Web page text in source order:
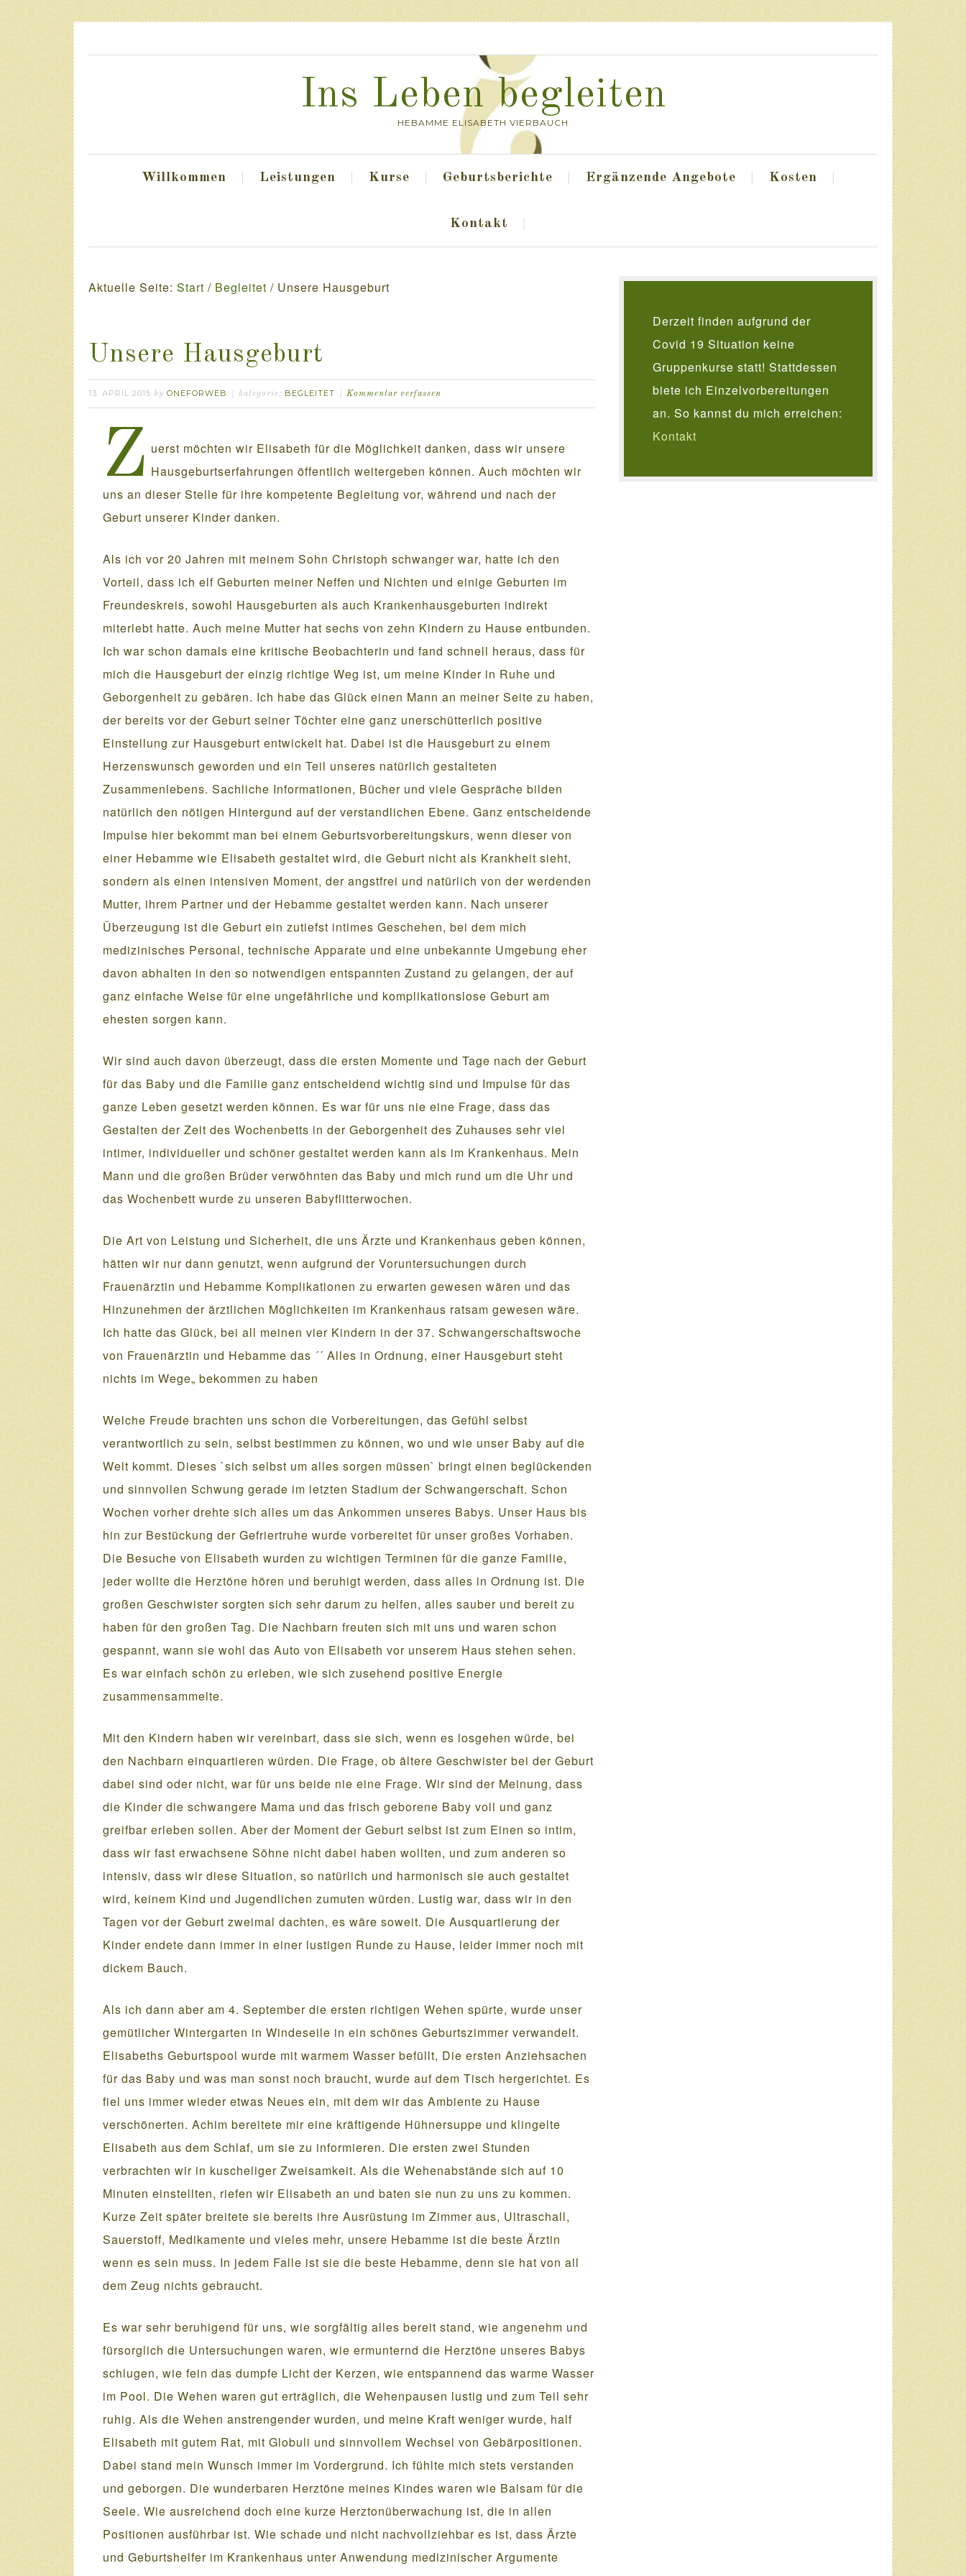
Ins Leben begleiten
HEBAMME ELISABETH VIERBAUCH
Willkommen Leistungen Kurse Geburtsberichte Ergänzende Angebote Kosten
Kontakt
Aktuelle Seite: Start / Begleitet / Unsere Hausgeburt
Unsere Hausgeburt
13. APRIL 2015 by ONEFORWEB kategorie: BEGLEITET Kommentar verfassen
Z uerst möchten wir Elisabeth für die Möglichkeit danken, dass wir unsere
Hausgeburtserfahrungen öffentlich weitergeben können. Auch möchten wir
uns an dieser Stelle für ihre kompetente Begleitung vor, während und nach der
Geburt unserer Kinder danken.
Als ich vor 20 Jahren mit meinem Sohn Christoph schwanger war, hatte ich den
Vorteil, dass ich elf Geburten meiner Neffen und Nichten und einige Geburten im
Freundeskreis, sowohl Hausgeburten als auch Krankenhausgeburten indirekt
miterlebt hatte. Auch meine Mutter hat sechs von zehn Kindern zu Hause entbunden.
Ich war schon damals eine kritische Beobachterin und fand schnell heraus, dass für
mich die Hausgeburt der einzig richtige Weg ist, um meine Kinder in Ruhe und
Geborgenheit zu gebären. Ich habe das Glück einen Mann an meiner Seite zu haben,
der bereits vor der Geburt seiner Töchter eine ganz unerschütterlich positive
Einstellung zur Hausgeburt entwickelt hat. Dabei ist die Hausgeburt zu einem
Herzenswunsch geworden und ein Teil unseres natürlich gestalteten
Zusammenlebens. Sachliche Informationen, Bücher und viele Gespräche bilden
natürlich den nötigen Hintergund auf der verstandlichen Ebene. Ganz entscheidende
Impulse hier bekommt man bei einem Geburtsvorbereitungskurs, wenn dieser von
einer Hebamme wie Elisabeth gestaltet wird, die Geburt nicht als Krankheit sieht,
sondern als einen intensiven Moment, der angstfrei und natürlich von der werdenden
Mutter, ihrem Partner und der Hebamme gestaltet werden kann. Nach unserer
Überzeugung ist die Geburt ein zutiefst intimes Geschehen, bei dem mich
medizinisches Personal, technische Apparate und eine unbekannte Umgebung eher
davon abhalten in den so notwendigen entspannten Zustand zu gelangen, der auf
ganz einfache Weise für eine ungefährliche und komplikationslose Geburt am
ehesten sorgen kann.
Wir sind auch davon überzeugt, dass die ersten Momente und Tage nach der Geburt
für das Baby und die Familie ganz entscheidend wichtig sind und Impulse für das
ganze Leben gesetzt werden können. Es war für uns nie eine Frage, dass das
Gestalten der Zeit des Wochenbetts in der Geborgenheit des Zuhauses sehr viel
intimer, individueller und schöner gestaltet werden kann als im Krankenhaus. Mein
Mann und die großen Brüder verwöhnten das Baby und mich rund um die Uhr und
das Wochenbett wurde zu unseren Babyflitterwochen.
Die Art von Leistung und Sicherheit, die uns Ärzte und Krankenhaus geben können,
hätten wir nur dann genutzt, wenn aufgrund der Voruntersuchungen durch
Frauenärztin und Hebamme Komplikationen zu erwarten gewesen wären und das
Hinzunehmen der ärztlichen Möglichkeiten im Krankenhaus ratsam gewesen wäre.
Ich hatte das Glück, bei all meinen vier Kindern in der 37. Schwangerschaftswoche
von Frauenärztin und Hebamme das ´´ Alles in Ordnung, einer Hausgeburt steht
nichts im Wege„ bekommen zu haben
Welche Freude brachten uns schon die Vorbereitungen, das Gefühl selbst
verantwortlich zu sein, selbst bestimmen zu können, wo und wie unser Baby auf die
Welt kommt. Dieses `sich selbst um alles sorgen müssen` bringt einen beglückenden
und sinnvollen Schwung gerade im letzten Stadium der Schwangerschaft. Schon
Wochen vorher drehte sich alles um das Ankommen unseres Babys. Unser Haus bis
hin zur Bestückung der Gefriertruhe wurde vorbereitet für unser großes Vorhaben.
Die Besuche von Elisabeth wurden zu wichtigen Terminen für die ganze Familie,
jeder wollte die Herztöne hören und beruhigt werden, dass alles in Ordnung ist. Die
großen Geschwister sorgten sich sehr darum zu helfen, alles sauber und bereit zu
haben für den großen Tag. Die Nachbarn freuten sich mit uns und waren schon
gespannt, wann sie wohl das Auto von Elisabeth vor unserem Haus stehen sehen.
Es war einfach schön zu erleben, wie sich zusehend positive Energie
zusammensammelte.
Mit den Kindern haben wir vereinbart, dass sie sich, wenn es losgehen würde, bei
den Nachbarn einquartieren würden. Die Frage, ob ältere Geschwister bei der Geburt
dabei sind oder nicht, war für uns beide nie eine Frage. Wir sind der Meinung, dass
die Kinder die schwangere Mama und das frisch geborene Baby voll und ganz
greifbar erleben sollen. Aber der Moment der Geburt selbst ist zum Einen so intim,
dass wir fast erwachsene Söhne nicht dabei haben wollten, und zum anderen so
intensiv, dass wir diese Situation, so natürlich und harmonisch sie auch gestaltet
wird, keinem Kind und Jugendlichen zumuten würden. Lustig war, dass wir in den
Tagen vor der Geburt zweimal dachten, es wäre soweit. Die Ausquartierung der
Kinder endete dann immer in einer lustigen Runde zu Hause, leider immer noch mit
dickem Bauch.
Als ich dann aber am 4. September die ersten richtigen Wehen spürte, wurde unser
gemütlicher Wintergarten in Windeseile in ein schönes Geburtszimmer verwandelt.
Elisabeths Geburtspool wurde mit warmem Wasser befüllt, Die ersten Anziehsachen
für das Baby und was man sonst noch braucht, wurde auf dem Tisch hergerichtet. Es
fiel uns immer wieder etwas Neues ein, mit dem wir das Ambiente zu Hause
verschönerten. Achim bereitete mir eine kräftigende Hühnersuppe und klingelte
Elisabeth aus dem Schlaf, um sie zu informieren. Die ersten zwei Stunden
verbrachten wir in kuscheliger Zweisamkeit. Als die Wehenabstände sich auf 10
Minuten einstellten, riefen wir Elisabeth an und baten sie nun zu uns zu kommen.
Kurze Zeit später breitete sie bereits ihre Ausrüstung im Zimmer aus, Ultraschall,
Sauerstoff, Medikamente und vieles mehr, unsere Hebamme ist die beste Ärztin
wenn es sein muss. In jedem Falle ist sie die beste Hebamme, denn sie hat von all
dem Zeug nichts gebraucht.
Es war sehr beruhigend für uns, wie sorgfältig alles bereit stand, wie angenehm und
fürsorglich die Untersuchungen waren, wie ermunternd die Herztöne unseres Babys
schlugen, wie fein das dumpfe Licht der Kerzen, wie entspannend das warme Wasser
im Pool. Die Wehen waren gut erträglich, die Wehenpausen lustig und zum Teil sehr
ruhig. Als die Wehen anstrengender wurden, und meine Kraft weniger wurde, half
Elisabeth mit gutem Rat, mit Globuli und sinnvollem Wechsel von Gebärpositionen.
Dabei stand mein Wunsch immer im Vordergrund. Ich fühlte mich stets verstanden
und geborgen. Die wunderbaren Herztöne meines Kindes waren wie Balsam für die
Seele. Wie ausreichend doch eine kurze Herztonüberwachung ist, die in allen
Positionen ausführbar ist. Wie schade und nicht nachvollziehbar es ist, dass Ärzte
und Geburtshelfer im Krankenhaus unter Anwendung medizinischer Argumente
Derzeit finden aufgrund der
Covid 19 Situation keine
Gruppenkurse statt! Stattdessen
biete ich Einzelvorbereitungen
an. So kannst du mich erreichen:
Kontakt